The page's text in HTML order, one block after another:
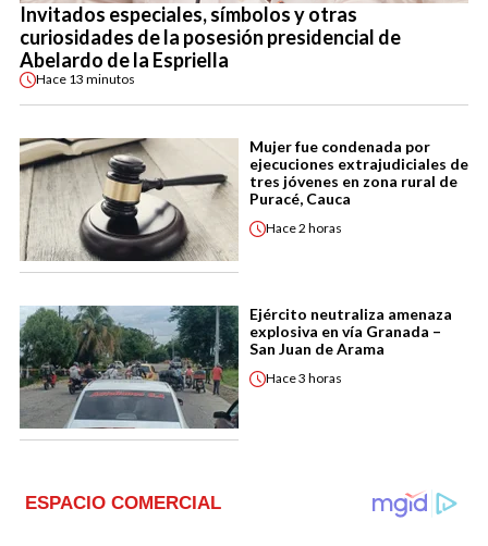
Invitados especiales, símbolos y otras
curiosidades de la posesión presidencial de
Abelardo de la Espriella
Hace 13 minutos
Mujer fue condenada por
ejecuciones extrajudiciales de
tres jóvenes en zona rural de
Puracé, Cauca
Hace2 horas
Ejército neutraliza amenaza
explosiva en vía Granada –
San Juan de Arama
Hace3 horas